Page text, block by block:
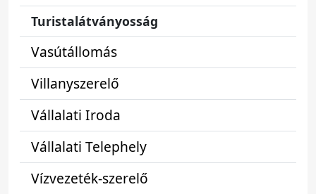
Turistalátványosság
Vasútállomás
Villanyszerelő
Vállalati Iroda
Vállalati Telephely
Vízvezeték-szerelő